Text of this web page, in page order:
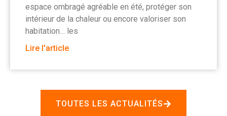
espace ombragé agréable en été, protéger son
intérieur de la chaleur ou encore valoriser son
habitation… les
Lire l'article
TOUTES LES ACTUALITÉS